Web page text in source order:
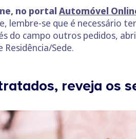
no portal Automóvel
lembre-se que é necessário
do campo outros pedidos,
Sede.
reveja os